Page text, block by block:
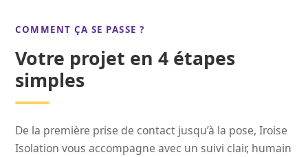
COMMENT ÇA SE PASSE ?
Votre projet en 4 étapes
simples
De la première prise de contact jusqu’à la pose, Iroise
Isolation vous accompagne avec un suivi clair, humain